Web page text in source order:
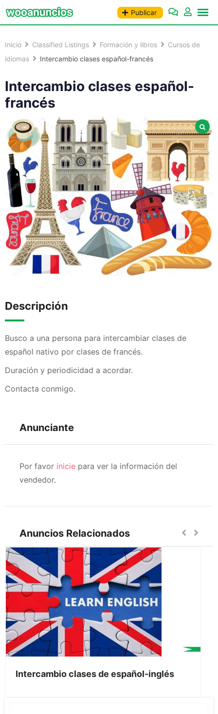
Saltar
Publicar
Inicio Classified Listings Formación y libros
Cursos de
idiomas
Intercambio clases español-francés
Intercambio clases español-
francés
Descripción
Busco a una persona para intercambiar clases de
español nativo por clases de francés.
Duración y periodicidad a acordar.
Contacta conmigo.
Anunciante
Por favor inicie para ver la información del
vendedor.
Anuncios Relacionados
Intercambio clases de español-inglés